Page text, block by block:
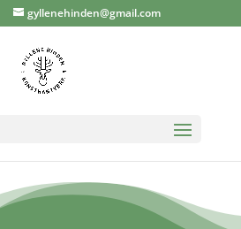
gyllenehinden@gmail.com